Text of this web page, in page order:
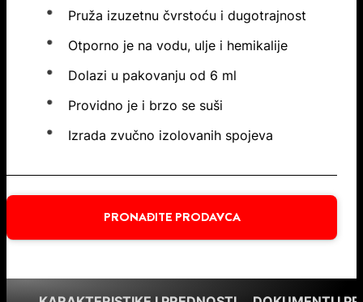
Pruža izuzetnu čvrstoću i dugotrajnost
Otporno je na vodu, ulje i hemikalije
Dolazi u pakovanju od 6 ml
Providno je i brzo se suši
Izrada zvučno izolovanih spojeva
PRONAĐITE PRODAVCA